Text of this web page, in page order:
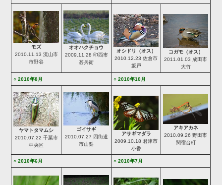
モズ
2010.11.13 流山市
市野谷
オオハクチョウ
2009.11.28 印西市
甚兵衛
オシドリ（オス）
2010.12.23 佐倉市
坂戸
コガモ（オス）
2011.01.03 成田市
大竹
○ 2010年8月 ○ 2010年10月
ヤマトタマムシ
2010.07.22 千葉市
中央区
ゴイサギ
2010.07.27 四街道
市山梨
アサギマダラ
2009.10.18 君津市
小香
アキアカネ
2010.09.26 野田市
関宿台町
○ 2010年6月 ○ 2010年7月